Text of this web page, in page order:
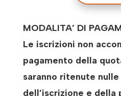
MODALITA’ DI
Le iscrizioni non
pagamento della
saranno ritenute
dell’iscrizione e della